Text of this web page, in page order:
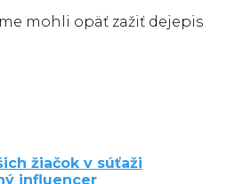
mohli opäť zažiť dejepis
žiačok v súťaži
influencer